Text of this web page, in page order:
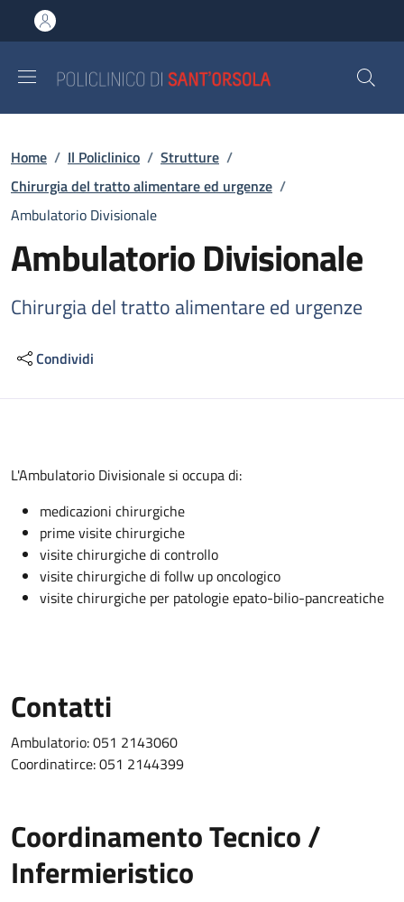
al contenuto principale
to footer content
Briciole di pane
Home / Il Policlinico / Strutture /
Chirurgia del tratto alimentare ed urgenze /
Ambulatorio Divisionale
Ambulatorio Divisionale
Chirurgia del tratto alimentare ed urgenze
Condividi
L'Ambulatorio Divisionale si occupa di:
medicazioni chirurgiche
prime visite chirurgiche
visite chirurgiche di controllo
visite chirurgiche di follw up oncologico
visite chirurgiche per patologie epato-bilio-pancreatiche
Contatti
Ambulatorio: 051 2143060
Coordinatirce: 051 2144399
Coordinamento Tecnico /
Infermieristico